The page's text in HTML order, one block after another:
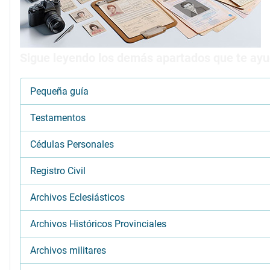
Pequeña guía
Testamentos
Cédulas Personales
Registro Civil
Archivos Eclesiásticos
Archivos Históricos Provinciales
Archivos militares